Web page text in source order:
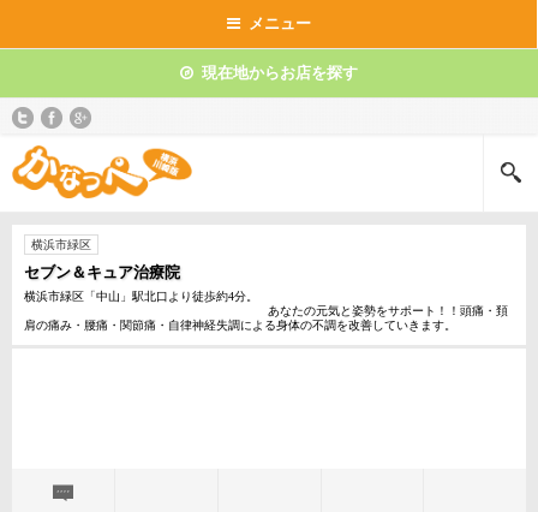
メニュー
現在地からお店を探す
横浜市緑区
セブン＆キュア治療院
横浜市緑区「中山」駅北口より徒歩約4分。
あなたの元気と姿勢をサポート！！頭痛・頚
肩の痛み・腰痛・関節痛・自律神経失調による身体の不調を改善していきます。